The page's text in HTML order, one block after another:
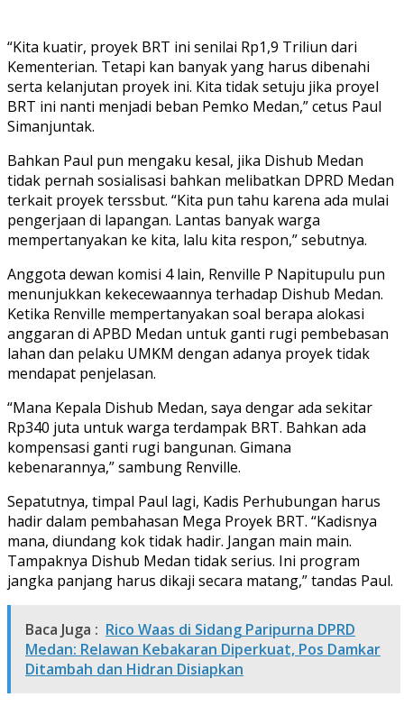
“Kita kuatir, proyek BRT ini senilai Rp1,9 Triliun dari
Kementerian. Tetapi kan banyak yang harus dibenahi
serta kelanjutan proyek ini. Kita tidak setuju jika proyel
BRT ini nanti menjadi beban Pemko Medan,” cetus Paul
Simanjuntak.
Bahkan Paul pun mengaku kesal, jika Dishub Medan
tidak pernah sosialisasi bahkan melibatkan DPRD Medan
terkait proyek terssbut. “Kita pun tahu karena ada mulai
pengerjaan di lapangan. Lantas banyak warga
mempertanyakan ke kita, lalu kita respon,” sebutnya.
Anggota dewan komisi 4 lain, Renville P Napitupulu pun
menunjukkan kekecewaannya terhadap Dishub Medan.
Ketika Renville mempertanyakan soal berapa alokasi
anggaran di APBD Medan untuk ganti rugi pembebasan
lahan dan pelaku UMKM dengan adanya proyek tidak
mendapat penjelasan.
“Mana Kepala Dishub Medan, saya dengar ada sekitar
Rp340 juta untuk warga terdampak BRT. Bahkan ada
kompensasi ganti rugi bangunan. Gimana
kebenarannya,” sambung Renville.
Sepatutnya, timpal Paul lagi, Kadis Perhubungan harus
hadir dalam pembahasan Mega Proyek BRT. “Kadisnya
mana, diundang kok tidak hadir. Jangan main main.
Tampaknya Dishub Medan tidak serius. Ini program
jangka panjang harus dikaji secara matang,” tandas Paul.
Baca Juga : Rico Waas di Sidang Paripurna DPRD
Medan: Relawan Kebakaran Diperkuat, Pos Damkar
Ditambah dan Hidran Disiapkan